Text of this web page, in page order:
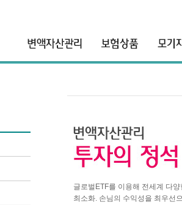
글로벌ETF를 이용해 전세계 다
최소화. 손님의 수익성을 최우선